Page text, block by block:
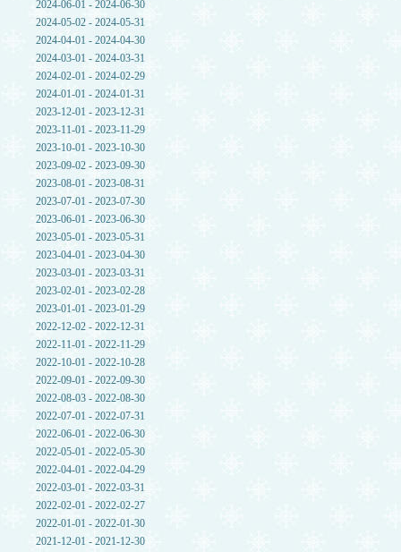
2024-06-01 - 2024-06-30
2024-05-02 - 2024-05-31
2024-04-01 - 2024-04-30
2024-03-01 - 2024-03-31
2024-02-01 - 2024-02-29
2024-01-01 - 2024-01-31
2023-12-01 - 2023-12-31
2023-11-01 - 2023-11-29
2023-10-01 - 2023-10-30
2023-09-02 - 2023-09-30
2023-08-01 - 2023-08-31
2023-07-01 - 2023-07-30
2023-06-01 - 2023-06-30
2023-05-01 - 2023-05-31
2023-04-01 - 2023-04-30
2023-03-01 - 2023-03-31
2023-02-01 - 2023-02-28
2023-01-01 - 2023-01-29
2022-12-02 - 2022-12-31
2022-11-01 - 2022-11-29
2022-10-01 - 2022-10-28
2022-09-01 - 2022-09-30
2022-08-03 - 2022-08-30
2022-07-01 - 2022-07-31
2022-06-01 - 2022-06-30
2022-05-01 - 2022-05-30
2022-04-01 - 2022-04-29
2022-03-01 - 2022-03-31
2022-02-01 - 2022-02-27
2022-01-01 - 2022-01-30
2021-12-01 - 2021-12-30